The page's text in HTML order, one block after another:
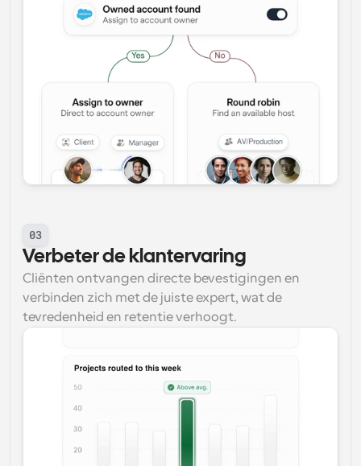
03
Verbeter de klantervaring
Cliënten ontvangen directe bevestigingen en
verbinden zich met de juiste expert, wat de
tevredenheid en retentie verhoogt.